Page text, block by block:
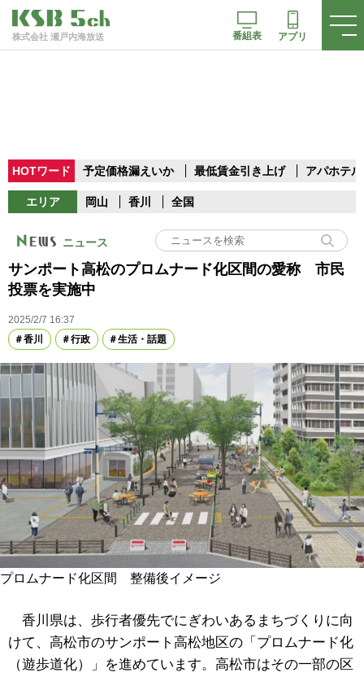
株式会社 瀬戸内海放送 番組表 アプリ
HOTワード 予定価格漏えいか 最低賃金引き上げ アパホテル
エリア 岡山 香川 全国
ニュース
サンポート高松のプロムナード化区間の愛称 市民
投票を実施中
2025/2/7 16:37
香川
行政 生活・話題
プロムナード化区間 整備後イメージ
香川県は、歩行者優先でにぎわいあるまちづくりに向
けて、高松市のサンポート高松地区の「プロムナード化
（遊歩道化）」を進めています。高松市はその一部の区